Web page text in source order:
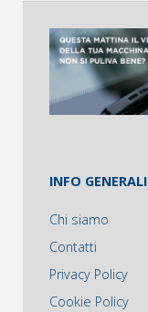
INFO GENERALI
Chi siamo
Contatti
Privacy Policy
Cookie Policy